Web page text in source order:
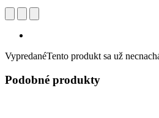
VypredanéTento produkt sa už
Podobné produkty